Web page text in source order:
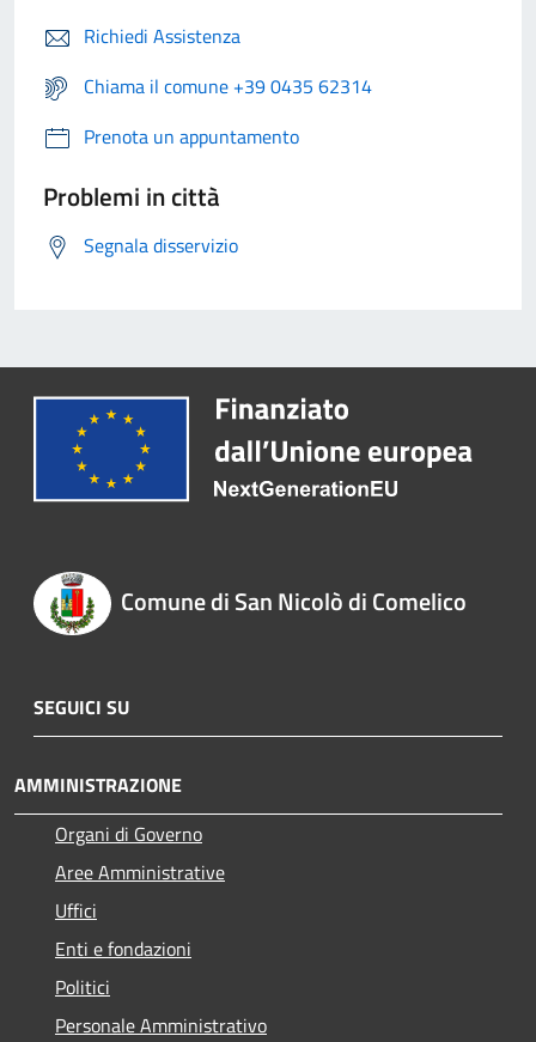
Richiedi Assistenza
Chiama il comune +39 0435 62314
Prenota un appuntamento
Problemi in città
Segnala disservizio
Comune di San Nicolò di Comelico
SEGUICI SU
AMMINISTRAZIONE
Organi di Governo
Aree Amministrative
Uffici
Enti e fondazioni
Politici
Personale Amministrativo